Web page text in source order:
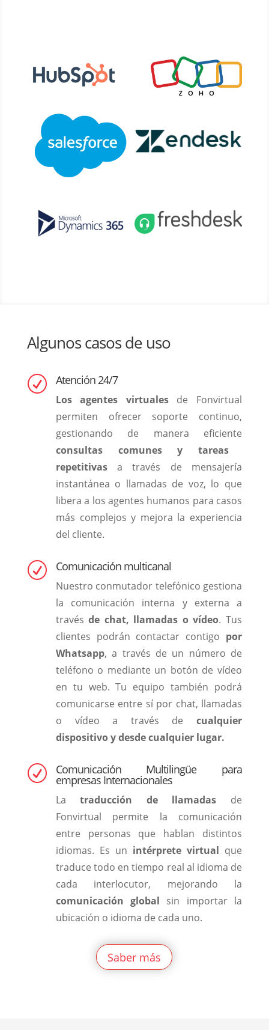
Algunos casos de uso
R Atención 24/7
Los agentes virtualesde Fonvirtual
permiten ofrecer soporte continuo,
gestionando de manera eficiente
consultas comunes y tareas
repetitivasa través de mensajería
instantánea o llamadas de voz, lo que
libera a los agentes humanos para casos
más complejos y mejora la experiencia
del cliente.
R Comunicación multicanal
Nuestro conmutador telefónico gestiona
la comunicación interna y externa a
travésde chat, llamadas o vídeo. Tus
clientes podrán contactar contigo por
Whatsapp, a través de un número de
teléfono o mediante un botón de vídeo
en tu web. Tu equipo también podrá
comunicarse entre sí por chat, llamadas
o vídeo a través de cualquier
dispositivo y desde cualquier lugar.
R Comunicación Multilingüe para
empresas Internacionales
Latraducción de llamadas de
Fonvirtual permite la comunicación
entre personas que hablan distintos
idiomas. Es un intérprete virtual que
traduce todo en tiempo real al idioma de
cada interlocutor, mejorando la
comunicación global sin importar la
ubicación o idioma de cada uno.
Saber más